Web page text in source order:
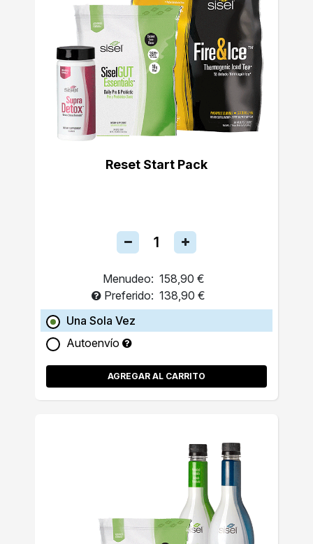
Reset Start Pack
Menudeo: 158,90 €
Preferido: 138,90 €
Una Sola Vez
Autoenvío
AGREGAR AL CARRITO